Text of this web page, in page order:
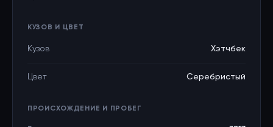
КУЗОВ И ЦВЕТ
Кузов Хэтчбек
Цвет Серебристый
ПРОИСХОЖДЕНИЕ И ПРОБЕГ